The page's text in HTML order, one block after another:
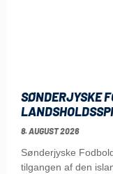
SØNDERJYSKE
8. AUGUST 2026
Sønderjyske
tilgangen af den